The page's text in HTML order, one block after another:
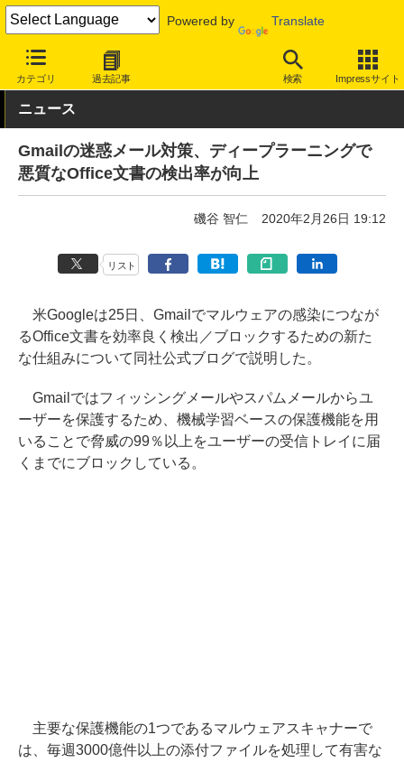
Powered by Translate
カテゴリ 過去記事 検索 Impressサイト
INTERNET Watch トピック その他
ニュース
Gmailの迷惑メール対策、ディープラーニングで
悪質なOffice文書の検出率が向上
磯谷 智仁 2020年2月26日 19:12
リスト
米Googleは25日、Gmailでマルウェアの感染につなが
るOffice文書を効率良く検出／ブロックするための新た
な仕組みについて同社公式ブログで説明した。
Gmailではフィッシングメールやスパムメールからユ
ーザーを保護するため、機械学習ベースの保護機能を用
いることで脅威の99％以上をユーザーの受信トレイに届
くまでにブロックしている。
主要な保護機能の1つであるマルウェアスキャナーで
は、毎週3000億件以上の添付ファイルを処理して有害な